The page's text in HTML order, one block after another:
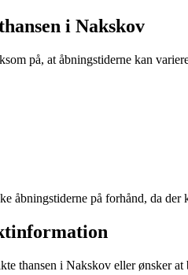
i Nakskov
på, at åbningstiderne kan
åbningstiderne på forhånd, da
thansen i Nakskov eller ønsker